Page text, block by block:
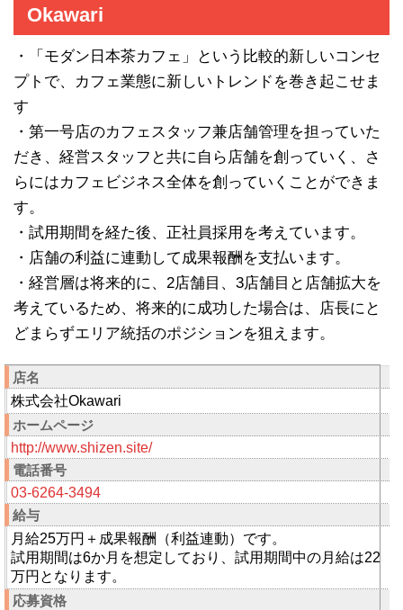
Okawari
・「モダン日本茶カフェ」という比較的新しいコンセ
プトで、カフェ業態に新しいトレンドを巻き起こせま
す
・第一号店のカフェスタッフ兼店舗管理を担っていた
だき、経営スタッフと共に自ら店舗を創っていく、さ
らにはカフェビジネス全体を創っていくことができま
す。
・試用期間を経た後、正社員採用を考えています。
・店舗の利益に連動して成果報酬を支払います。
・経営層は将来的に、2店舗目、3店舗目と店舗拡大を
考えているため、将来的に成功した場合は、店長にと
どまらずエリア統括のポジションを狙えます。
店名
株式会社Okawari
ホームページ
http://www.shizen.site/
電話番号
03-6264-3494
給与
月給25万円＋成果報酬（利益連動）です。
試用期間は6か月を想定しており、試用期間中の月給は22
万円となります。
応募資格